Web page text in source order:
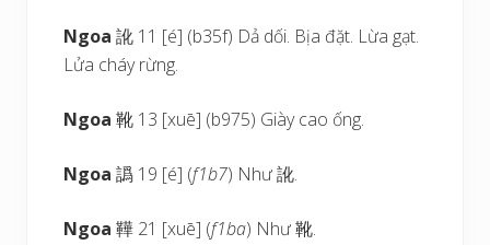
Ngoa訛 11 [é] (b35f) Dả dối. Bịa đặt. Lừa gạt.
Lửa cháy rừng.
Ngoa靴 13 [xuē] (b975) Giày cao ống.
Ngoa 譌 19 [é] (f1b7) Như 訛.
Ngoa鞾 21 [xuē] (f1ba) Như 靴.